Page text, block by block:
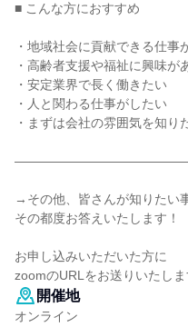
■ こんな方におすすめ
・地域社会に貢献できる仕事
・高齢者支援や福祉に興味が
・安定業界で長く働きたい
・人と関わる仕事がしたい
・まずは会社の雰囲気を知り
→その他、皆さんが知りたい
その都度お答えいたします！
お申し込みいただいた方に
zoomのURLをお送りいたしま
開催地
オンライン